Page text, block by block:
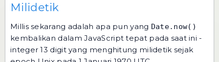
Milidetik
Millis sekarang adalah apa pun yang Date.now()
kembalikan dalam JavaScript tepat pada saat ini -
integer 13 digit yang menghitung milidetik sejak